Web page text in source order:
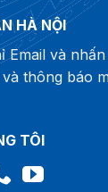
HÀ NỘI
Email và
thông báo
TÔI